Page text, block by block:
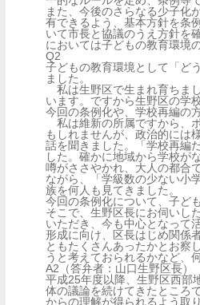
また、今後のさらなる少子化
有できるよう、基本方針を条
いて市長と協議のうえ方針を
においては子どもの教育環境
Q2
子どもの教育環境として「ど
ました。
私は生野区で生まれ育ちま
います。ですから生野区の学
今回の条例化や、学校再編の
私は維新の所属ですから、
もしれませんが、政治的には
話を聞きました。「学校再編
した。確かに地域から学校が
噂がささやかれ、大人の都合
ながら、「学級数の少ない小
族を何人も見てきました。
今回の条例化について、子ど
そこで、生野区長にお伺いし
いただき、今も中心となって
形成に向け、区長はじめ関係
ともたくさんあったかとお察
うと考えておられるかなど、
A2（答弁者：山口生野区長）
平成25年度以降、生野区西部
体の議論を続けてきたところ
からの理解が得られるよう取